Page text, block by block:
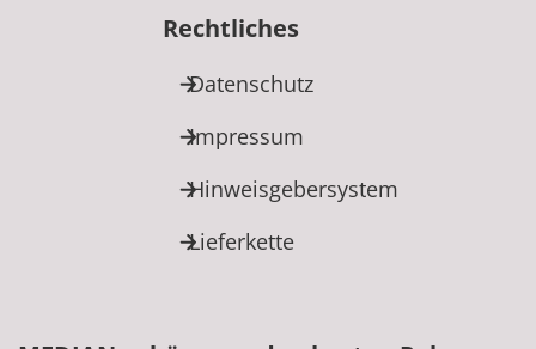
Rechtliches
Datenschutz
Impressum
Hinweisgebersystem
Lieferkette